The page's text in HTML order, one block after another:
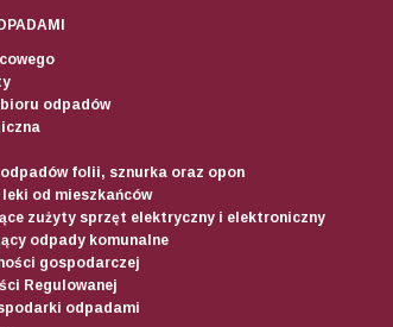
odpadów
folii, sznurka oraz opon
od mieszkańców
zużyty sprzęt elektryczny i elektroniczny
odpady komunalne
gospodarczej
Regulowanej
odpadami